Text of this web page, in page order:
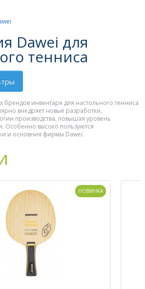
Dawei для
тенниса
брендов инвентаря для настольного тенниса
внедряет новые разработки,
производства, повышая уровень
Особенно высоко пользуются
и основния фирмы Dawei.
НОВИНКА